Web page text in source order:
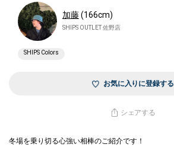
加藤(166cm)
SHIPS OUTLET 佐野店
SHIPS Colors
お気に入りに登録する
シェアする
冬場を乗り切る心強い相棒のご紹介です！